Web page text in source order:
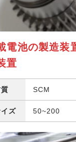
電池の製造装
置
SCM
ズ 50~200